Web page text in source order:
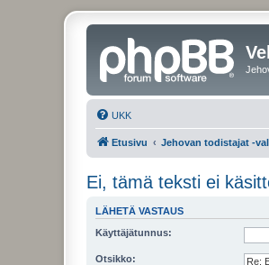
UKK
Etusivu Jehovan todistajat -
Ei, tämä teksti ei
LÄHETÄ VASTAUS
Käyttäjätunnus:
Otsikko: